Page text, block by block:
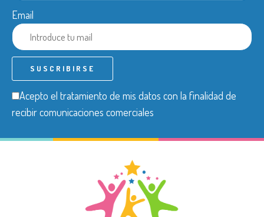
Email
Acepto el tratamiento de mis datos con la finalidad de
recibir comunicaciones comerciales